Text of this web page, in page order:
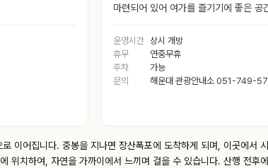
마련되어 있어 여가를 즐기기에 좋은 공
운영시간 상시 개방
휴무
연중무휴
주차
가능
문의
해운대 관광안내소 051-749-
이어집니다. 중봉을 지나면 장산폭포에 도착하게 되며, 이곳에
위치하여, 자연을 가까이에서 느끼며 걸을 수 있습니다. 산행 전후